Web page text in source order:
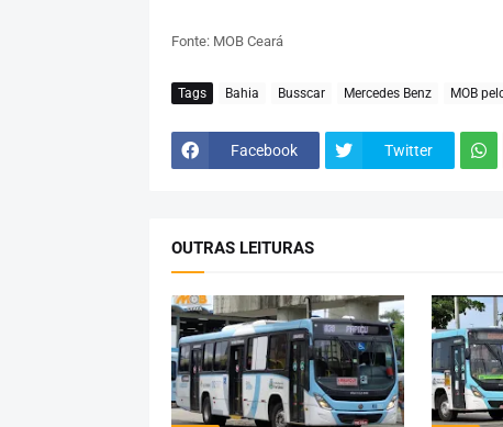
Fonte: MOB Ceará
Tags Bahia Busscar Mercedes Benz MOB
Facebook Twitter
OUTRAS LEITURAS